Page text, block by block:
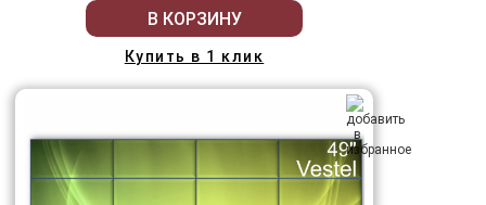
В КОРЗИНУ
Купить в 1 клик